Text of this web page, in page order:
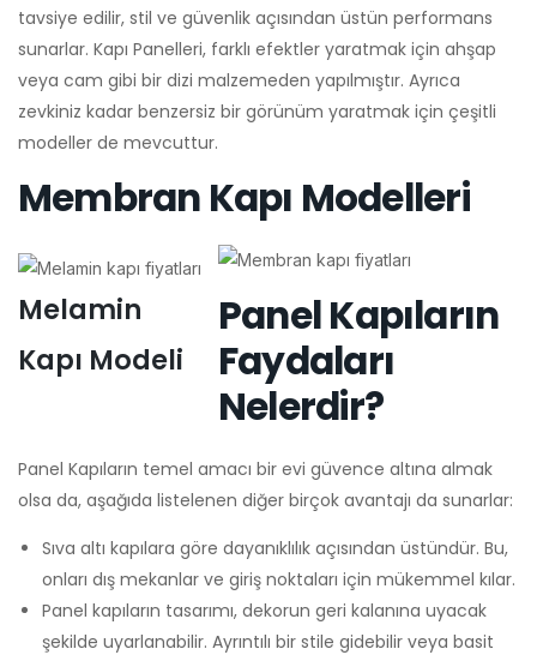
tavsiye edilir, stil ve güvenlik açısından üstün performans
sunarlar. Kapı Panelleri, farklı efektler yaratmak için ahşap
veya cam gibi bir dizi malzemeden yapılmıştır. Ayrıca
zevkiniz kadar benzersiz bir görünüm yaratmak için çeşitli
modeller de mevcuttur.
Membran Kapı Modelleri
Melamin
Kapı Modeli
Panel Kapıların
Faydaları
Nelerdir?
Panel Kapıların temel amacı bir evi güvence altına almak
olsa da, aşağıda listelenen diğer birçok avantajı da sunarlar:
Sıva altı kapılara göre dayanıklılık açısından üstündür. Bu,
onları dış mekanlar ve giriş noktaları için mükemmel kılar.
Panel kapıların tasarımı, dekorun geri kalanına uyacak
şekilde uyarlanabilir. Ayrıntılı bir stile gidebilir veya basit